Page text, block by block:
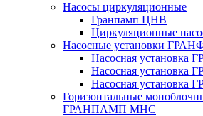
Насосы циркуляционные
Гранпамп ЦНВ
Циркуляционные
Насосные установки
Насосная
Насосная
Насосная
Горизонтальные
ГРАНПАМП МНС